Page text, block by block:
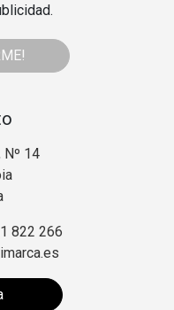
Nº 14
822 266